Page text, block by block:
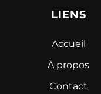
LIENS
Accueil
À propos
Contact